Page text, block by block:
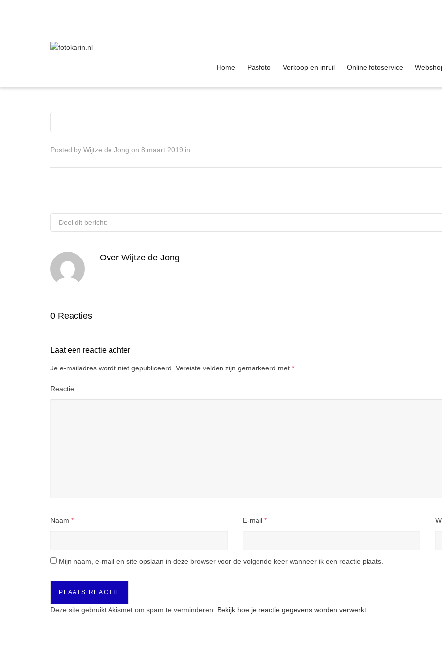
I'm looking for product in a size size . Show me the colour items.
Home Pasfoto Verkoop en inruil Online fotoservice
Posted by Wijtze de Jong on 8 maart 2019 in
Deel dit bericht:
Over Wijtze de Jong
0 Reacties
Laat een reactie achter
Je e-mailadres wordt niet gepubliceerd. Vereiste velden zijn gemarkeerd met *
Reactie
Naam * E-mail *
Mijn naam, e-mail en site opslaan in deze browser voor de volgende keer wanneer ik een reactie plaats.
Deze site gebruikt Akismet om spam te verminderen. Bekijk hoe je reactie gegevens worden verwerkt